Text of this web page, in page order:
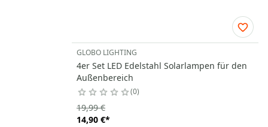
GLOBO LIGHTING
4er Set LED Edelstahl Solarlampen für den
Außenbereich
0
14,90 €*
19,99 €